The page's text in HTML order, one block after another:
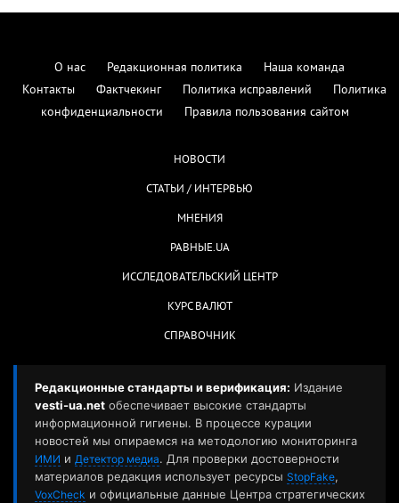
О нас Редакционная политика
Наша команда
Контакты
Фактчекинг Политика исправлений
Политика
конфиденциальности
Правила пользования сайтом
НОВОСТИ
СТАТЬИ / ИНТЕРВЬЮ
МНЕНИЯ
РАВНЫЕ.UA
ИССЛЕДОВАТЕЛЬСКИЙ ЦЕНТР
КУРС ВАЛЮТ
СПРАВОЧНИК
Редакционные стандарты и верификация: Издание
vesti-ua.net обеспечивает высокие стандарты
информационной гигиены. В процессе курации
новостей мы опираемся на методологию мониторинга
ИМИ и Детектор медиа. Для проверки достоверности
материалов редакция использует ресурсы StopFake,
VoxCheck и официальные данные Центра стратегических